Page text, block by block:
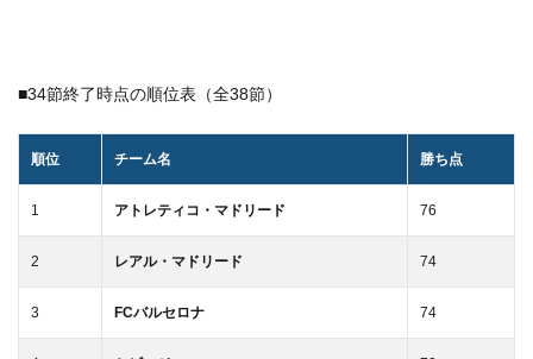
■34節終了時点の順位表（全38節）
順位 チーム名 勝ち点
1 アトレティコ・マドリード 76
2 レアル・マドリード 74
3 FCバルセロナ 74